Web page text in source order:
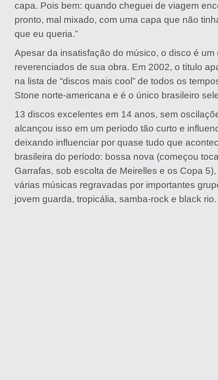
capa. Pois bem: quando cheguei de viagem
pronto, mal mixado, com uma capa que não
que eu queria.”
Apesar da insatisfação do músico, o disco é um
reverenciados de sua obra. Em 2002, o título
na lista de “discos mais cool” de todos os
Stone norte-americana e é o único brasileiro
13 discos excelentes em 14 anos, sem
alcançou isso em um período tão curto e
deixando influenciar por quase tudo que
brasileira do período: bossa nova (começou
Garrafas, sob escolta de Meirelles e os Copa
várias músicas regravadas por importantes
jovem guarda, tropicália, samba-rock e black rio.